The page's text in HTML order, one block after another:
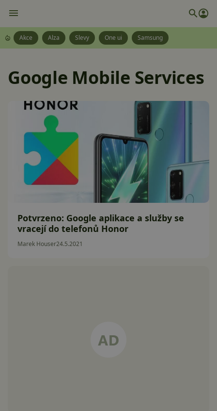
Akce Alza Slevy One ui Samsung
Google Mobile Services
Potvrzeno: Google aplikace a služby se
vracejí do telefonů Honor
Marek Houser24.5.2021